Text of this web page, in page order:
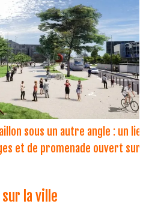
sous un autre angle : un lieu
et de promenade ouvert sur
la ville